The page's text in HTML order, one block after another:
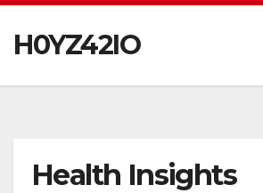
H0YZ42IO
Health Insights